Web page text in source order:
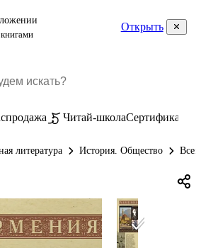
Открыть
Читай-школаСертификаты
литература История. Общество